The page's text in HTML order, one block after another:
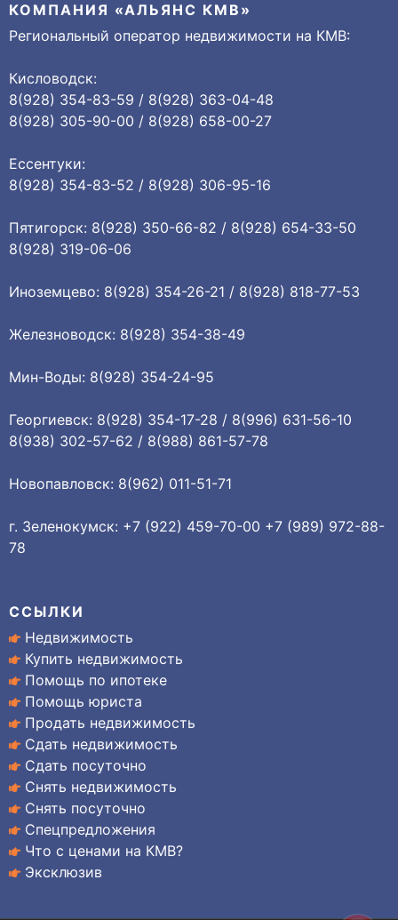
КОМПАНИЯ «АЛЬЯНС КМВ»
Региональный оператор недвижимости на КМВ:
Кисловодск:
8(928) 354-83-59 / 8(928) 363-04-48
8(928) 305-90-00 / 8(928) 658-00-27
Ессентуки:
8(928) 354-83-52 / 8(928) 306-95-16
Пятигорск: 8(928) 350-66-82 / 8(928) 654-33-50
8(928) 319-06-06
Иноземцево: 8(928) 354-26-21 / 8(928) 818-77-53
Железноводск: 8(928) 354-38-49
Мин-Воды: 8(928) 354-24-95
Георгиевск: 8(928) 354-17-28 / 8(996) 631-56-10
8(938) 302-57-62 / 8(988) 861-57-78
Новопавловск: 8(962) 011-51-71
г. Зеленокумск: +7 (922) 459-70-00 +7 (989) 972-88-
78
ССЫЛКИ
Недвижимость
Купить недвижимость
Помощь по ипотеке
Помощь юриста
Продать недвижимость
Сдать недвижимость
Сдать посуточно
Снять недвижимость
Снять посуточно
Спецпредложения
Что с ценами на КМВ?
Эксклюзив